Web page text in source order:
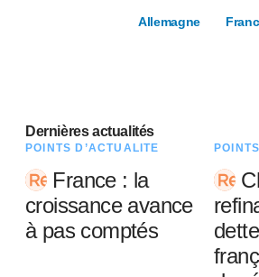
Allemagne
Dernières actualités
POINTS D’ACTUALITÉ
France : la
croissance avance
à pas comptés